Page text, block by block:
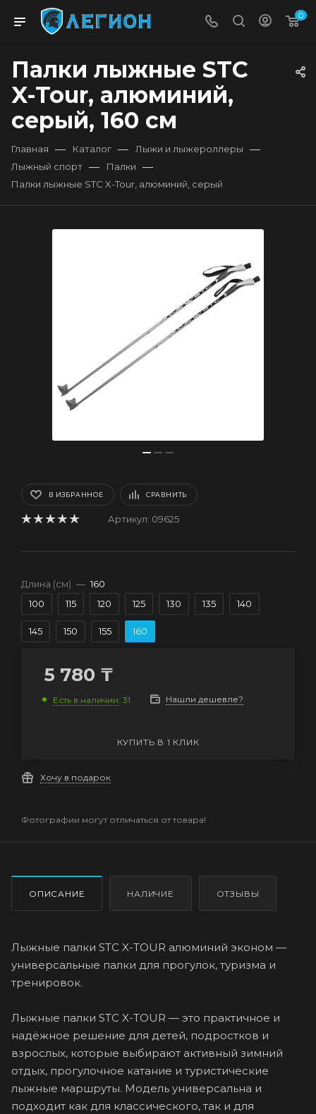
0
Палки лыжные STC
X-Tour, алюминий,
серый, 160 см
Главная — Каталог — Лыжи и лыжероллеры —
Лыжный спорт — Палки —
Палки лыжные STC X-Tour, алюминий, серый
В ИЗБРАННОЕ СРАВНИТЬ
Артикул: 09625
Длина (см) — 160
100
115 120 125 130 135 140
145 150 155 160
5 780 ₸
Есть в наличии: 31 Нашли дешевле?
КУПИТЬ В 1 КЛИК
Хочу в подарок
Фотографии могут отличаться от товара!
ОПИСАНИЕ НАЛИЧИЕ ОТЗЫВЫ
Лыжные палки STC X-TOUR алюминий эконом —
универсальные палки для прогулок, туризма и
тренировок.
Лыжные палки STC X-TOUR — это практичное и
надёжное решение для детей, подростков и
взрослых, которые выбирают активный зимний
отдых, прогулочное катание и туристические
лыжные маршруты. Модель универсальна и
подходит как для классического, так и для